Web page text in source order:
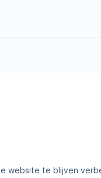
website te blijven